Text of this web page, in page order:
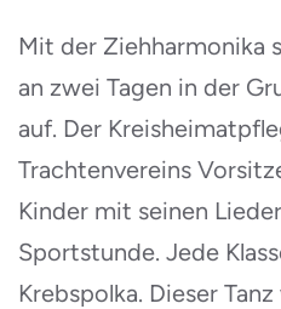
Mit der Ziehharmonika
an zwei Tagen in der
auf. Der
Trachtenvereins
Kinder mit seinen
Sportstunde. Jede
Krebspolka. Dieser